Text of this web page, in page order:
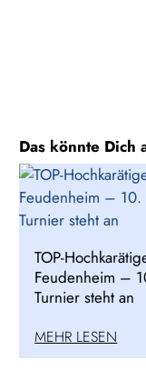
Das könnte Dich
TOP-
Feudenheim –
Turnier steht an
MEHR LESEN